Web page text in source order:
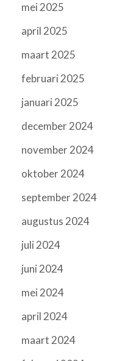
mei 2025
april 2025
maart 2025
februari 2025
januari 2025
december 2024
november 2024
oktober 2024
september 2024
augustus 2024
juli 2024
juni 2024
mei 2024
april 2024
maart 2024